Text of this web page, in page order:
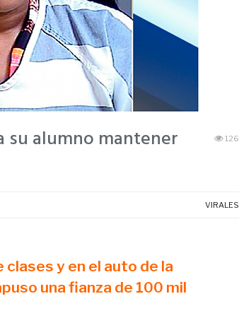
su alumno mantener
126
VIRALES
y en el auto de la
una fianza de 100 mil